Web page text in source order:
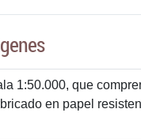
1:50.000, que
en papel